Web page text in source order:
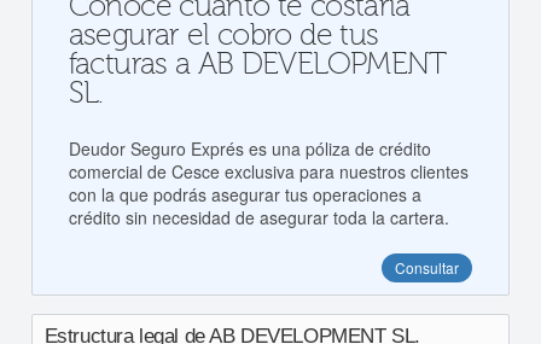
asegurar el cobro de tus
facturas a AB DEVELOPMENT
SL.
Deudor Seguro Exprés es una póliza de crédito
comercial de Cesce exclusiva para nuestros clientes
con la que podrás asegurar tus operaciones a
crédito sin necesidad de asegurar toda la cartera.
Consultar
Estructura legal de AB DEVELOPMENT SL.